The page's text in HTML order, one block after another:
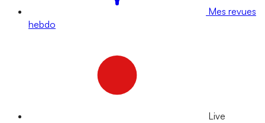
Mes revues
hebdo
Live